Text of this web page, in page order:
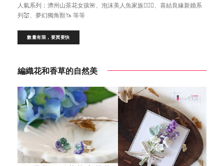
人氣系列：濟州山茶花女孩🌺、泡沫美人魚家族🧜🏻‍♀️、喜結良緣新婚系
列💒、夢幻獨角獸🦄 等等
數量有限，要買要快
編織花和香草的自然美